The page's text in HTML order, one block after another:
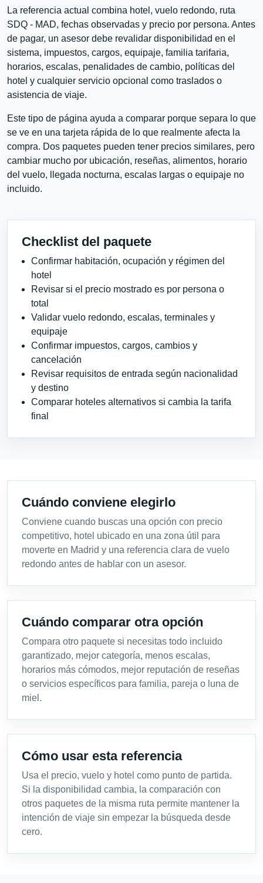
La referencia actual combina hotel, vuelo redondo, ruta
SDQ - MAD, fechas observadas y precio por persona. Antes
de pagar, un asesor debe revalidar disponibilidad en el
sistema, impuestos, cargos, equipaje, familia tarifaria,
horarios, escalas, penalidades de cambio, políticas del
hotel y cualquier servicio opcional como traslados o
asistencia de viaje.
Este tipo de página ayuda a comparar porque separa lo que
se ve en una tarjeta rápida de lo que realmente afecta la
compra. Dos paquetes pueden tener precios similares, pero
cambiar mucho por ubicación, reseñas, alimentos, horario
del vuelo, llegada nocturna, escalas largas o equipaje no
incluido.
Checklist del paquete
Confirmar habitación, ocupación y régimen del
hotel
Revisar si el precio mostrado es por persona o
total
Validar vuelo redondo, escalas, terminales y
equipaje
Confirmar impuestos, cargos, cambios y
cancelación
Revisar requisitos de entrada según nacionalidad
y destino
Comparar hoteles alternativos si cambia la tarifa
final
Cuándo conviene elegirlo
Conviene cuando buscas una opción con precio
competitivo, hotel ubicado en una zona útil para
moverte en Madrid y una referencia clara de vuelo
redondo antes de hablar con un asesor.
Cuándo comparar otra opción
Compara otro paquete si necesitas todo incluido
garantizado, mejor categoría, menos escalas,
horarios más cómodos, mejor reputación de reseñas
o servicios específicos para familia, pareja o luna de
miel.
Cómo usar esta referencia
Usa el precio, vuelo y hotel como punto de partida.
Si la disponibilidad cambia, la comparación con
otros paquetes de la misma ruta permite mantener la
intención de viaje sin empezar la búsqueda desde
cero.